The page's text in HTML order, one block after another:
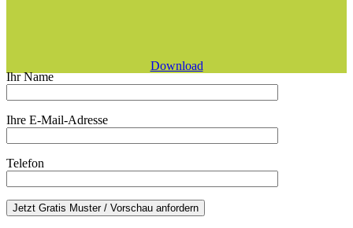
Download
Ihr Name
Ihre E-Mail-Adresse
Telefon